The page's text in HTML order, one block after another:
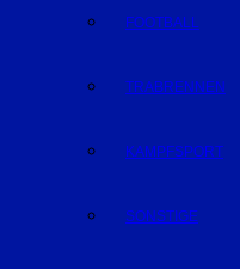
FOOTBALL
TRABRENNEN
KAMPFSPORT
SONSTIGE